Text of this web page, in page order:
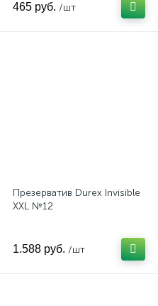
465 руб. /шт
Презерватив Durex Invisible
XXL №12
1.588 руб. /шт